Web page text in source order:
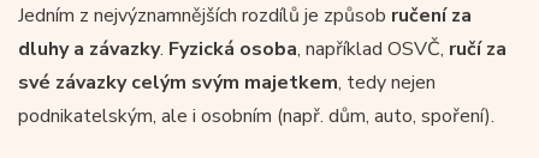
Jedním z nejvýznamnějších rozdílů je způsob ručení za
dluhy a závazky. Fyzická osoba, například OSVČ, ručí za
své závazky celým svým majetkem, tedy nejen
podnikatelským, ale i osobním (např. dům, auto, spoření).